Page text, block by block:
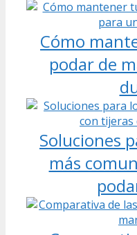
Cómo
podar de
Soluciones
más